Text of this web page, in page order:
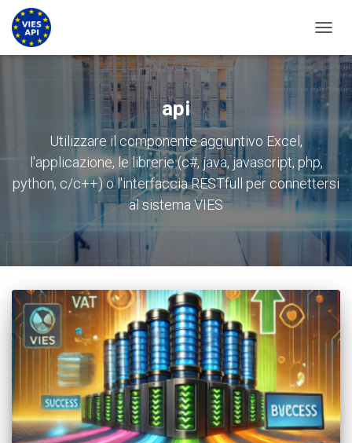
api
Utilizzare il componente aggiuntivo Excel,
l'applicazione, le librerie (c#, java, javascript, php,
python, c/c++) o l'interfaccia RESTfull per connettersi
al sistema VIES